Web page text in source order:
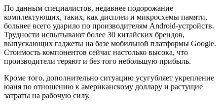
По данным специалистов, недавнее подорожание
комплектующих, таких, как дисплеи и микросхемы памяти,
больнее всего ударило по производителям Android-устройств.
Трудности испытывают более 30 китайских брендов,
выпускающих гаджеты на базе мобильной платформы Google.
Стоимость компонентов сейчас настолько высока, что
производители теряют и без того небольшую прибыль.
Кроме того, дополнительно ситуацию усугубляет укрепление
юаня по отношению к американскому доллару и растущие
затраты на рабочую силу.